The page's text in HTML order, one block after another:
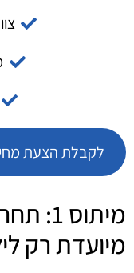
לקבלת הצעת
מיועדת רק